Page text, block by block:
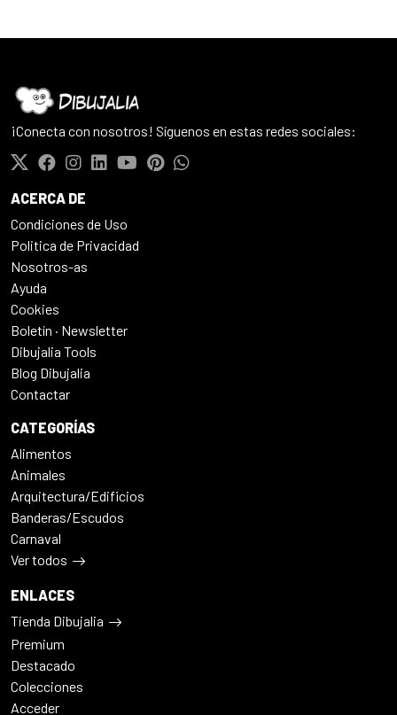
¡Conecta con nosotros! Síguenos en estas redes sociales:
ACERCA DE
Condiciones de Uso
Politica de Privacidad
Nosotros-as
Ayuda
Cookies
Boletín · Newsletter
Dibujalia Tools
Blog Dibujalia
Contactar
CATEGORÍAS
Alimentos
Animales
Arquitectura/Edificios
Banderas/Escudos
Carnaval
Ver todos
ENLACES
Tienda Dibujalia
Premium
Destacado
Colecciones
Acceder